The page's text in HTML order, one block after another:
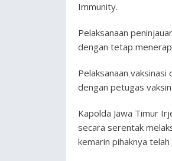
Immunity.
Pelaksanaan
dengan tetap
Pelaksanaan
dengan petugas
Kapolda Jawa Timur
secara serentak
kemarin pihaknya